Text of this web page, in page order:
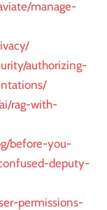
manage-
authorizing-
rag-with-
before-you-
deputy-
permissions-